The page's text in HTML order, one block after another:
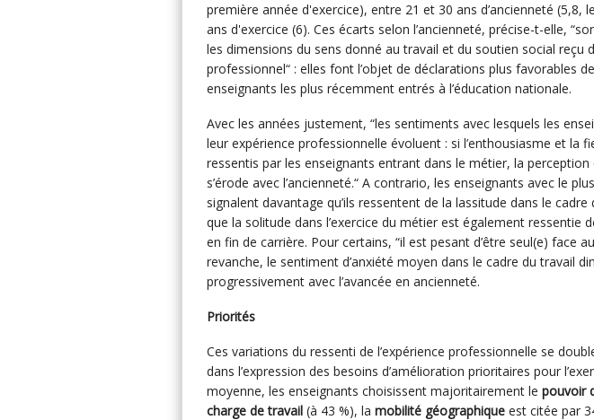
première année d'exercice), entre 21 et 30 ans d’ancienneté (5,8,
ans d'exercice (6). Ces écarts selon l’ancienneté, précise-t-elle,
les dimensions du sens donné au travail et du soutien social reçu
professionnel“ : elles font l’objet de déclarations plus favorables
enseignants les plus récemment entrés à l’éducation nationale.
Avec les années justement, “les sentiments avec lesquels les
leur expérience professionnelle évoluent : si l’enthousiasme et la
ressentis par les enseignants entrant dans le métier, la
s’érode avec l’ancienneté.“ A contrario, les enseignants avec le
signalent davantage qu’ils ressentent de la lassitude dans le
que la solitude dans l’exercice du métier est également ressentie
en fin de carrière. Pour certains, “il est pesant d’être seul(e) face
revanche, le sentiment d’anxiété moyen dans le cadre du travail
progressivement avec l’avancée en ancienneté.
Priorités
Ces variations du ressenti de l’expérience professionnelle se
dans l’expression des besoins d’amélioration prioritaires pour
moyenne, les enseignants choisissent majoritairement le pouvoir
charge de travail (à 43 %), la mobilité géographique est citée par